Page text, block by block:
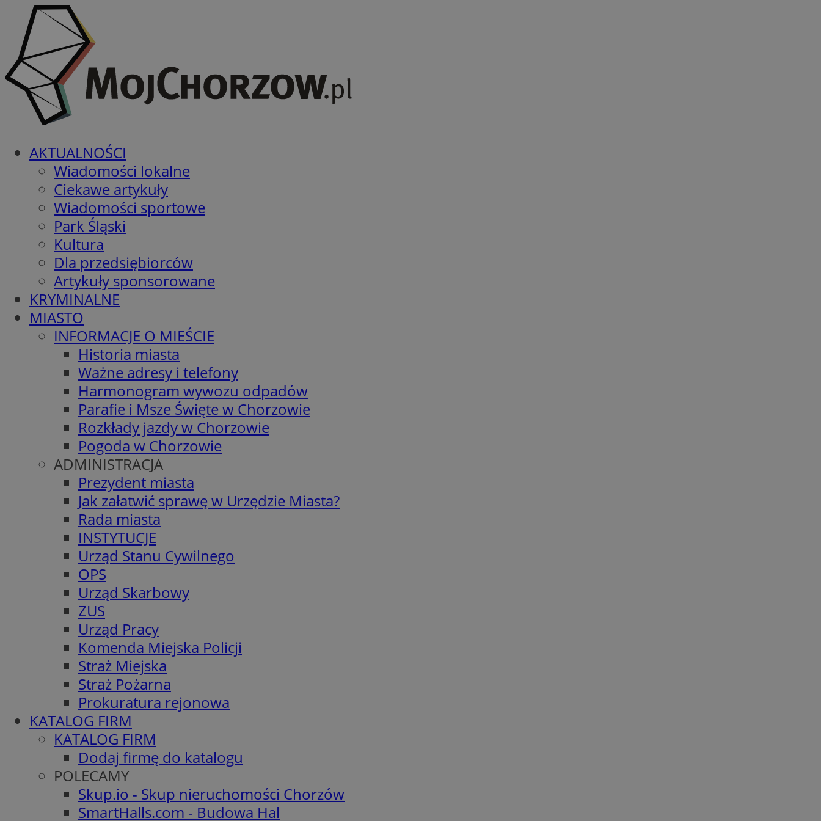
AKTUALNOŚCI
Wiadomości lokalne
Ciekawe artykuły
Wiadomości sportowe
Park Śląski
Kultura
Dla przedsiębiorców
Artykuły sponsorowane
KRYMINALNE
MIASTO
INFORMACJE O MIEŚCIE
Historia miasta
Ważne adresy i telefony
Harmonogram wywozu odpadów
Parafie i Msze Święte w Chorzowie
Rozkłady jazdy w Chorzowie
Pogoda w Chorzowie
ADMINISTRACJA
Prezydent miasta
Jak załatwić sprawę w Urzędzie Miasta?
Rada miasta
INSTYTUCJE
Urząd Stanu Cywilnego
OPS
Urząd Skarbowy
ZUS
Urząd Pracy
Komenda Miejska Policji
Straż Miejska
Straż Pożarna
Prokuratura rejonowa
KATALOG FIRM
KATALOG FIRM
Dodaj firmę do katalogu
POLECAMY
Skup.io - Skup nieruchomości Chorzów
SmartHalls.com - Budowa Hal